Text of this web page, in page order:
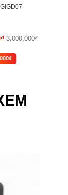
3,000,000₫